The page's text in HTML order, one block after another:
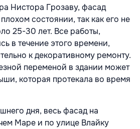
Нистора Грозаву, фасад
состоянии, так как его не
25-30 лет. Все работы,
в течение этого времени,
к декоративному ремонту.
переменой в здании может
которая протекала во время
дня, весь фасад на
Маре и по улице Влайку